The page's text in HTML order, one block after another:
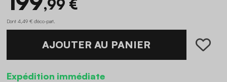
,99 €
Dont 4,49 € d'éco-part
AJOUTER AU PANIER
Expédition immédiate